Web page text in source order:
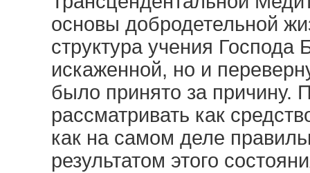
основы добродетельной
структура учения Господа
искаженной, но и
было принято за причину.
рассматривать как
как на самом деле
результатом этого